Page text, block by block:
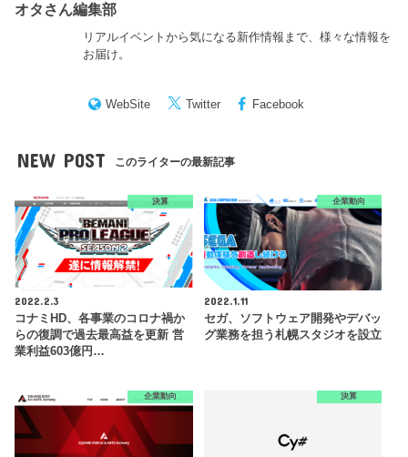
オタさん編集部
リアルイベントから気になる新作情報まで、様々な情報を
お届け。
WebSite Twitter Facebook
NEW POST このライターの最新記事
決算
2022.2.3
コナミHD、各事業のコロナ禍か
らの復調で過去最高益を更新 営
業利益603億円…
企業動向
2022.1.11
セガ、ソフトウェア開発やデバッ
グ業務を担う札幌スタジオを設立
企業動向 決算